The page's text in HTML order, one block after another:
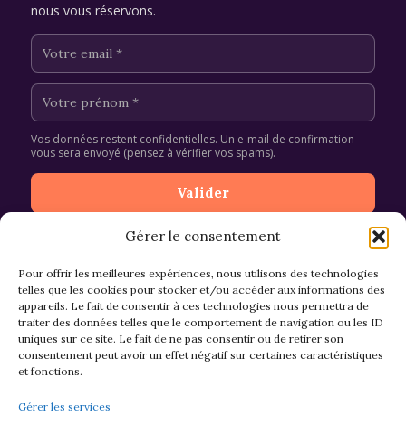
Gérer le consentement
Pour offrir les meilleures expériences, nous utilisons des technologies
telles que les cookies pour stocker et/ou accéder aux informations des
appareils. Le fait de consentir à ces technologies nous permettra de
traiter des données telles que le comportement de navigation ou les ID
uniques sur ce site. Le fait de ne pas consentir ou de retirer son
consentement peut avoir un effet négatif sur certaines caractéristiques
et fonctions.
Gérer les services
nous vous réservons.
Vos données restent confidentielles. Un e-mail de confirmation
vous sera envoyé (pensez à vérifier vos spams).
CGV et Retours